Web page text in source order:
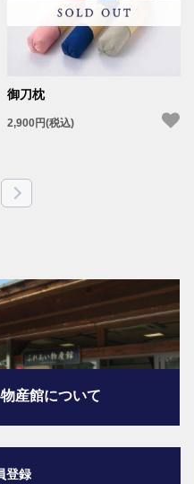
御刀枕
2,900円(税込)
産館について
登録